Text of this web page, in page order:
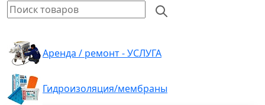
Аренда / ремонт - УСЛУГА
Гидроизоляция/мембраны